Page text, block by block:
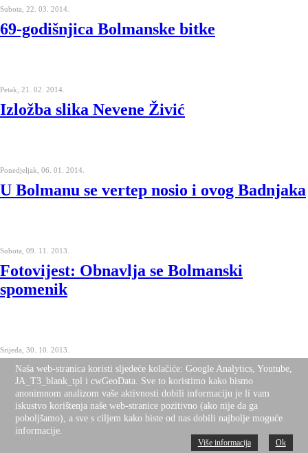
Subota, 22. 03. 2014.
69-godišnjica Bolmanske bitke
Petak, 21. 02. 2014.
Izložba slika Nevene Živić
Ponedjeljak, 06. 01. 2014.
U Bolmanu se vertep nosio i ovog Badnjaka
Subota, 09. 11. 2013.
Fotovijest: Obnavlja se Bolmanski
spomenik
Srijeda, 30. 10. 2013.
Medijski odjeci bolmanske promocije
Subota, 26. 10. 2013.
Naša web-stranica koristi sljedeće kolačiće: Google Analytics, Youtube,
JA_T3_blank_tpl i cwGeoData. Sve to koristimo kako bismo
anonimnom analizom vaše aktivnosti dobili informaciju je li vam
iskustvo korištenja naše web-stranice pozitivno (ako nije da ga
poboljšamo), a sve s ciljem kako biste od nas dobili najbolje moguće
informacije.
Više informacija Ok